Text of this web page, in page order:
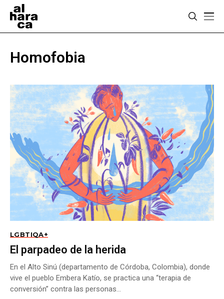
Homofobia
LGBTIQA+
El parpadeo de la herida
En el Alto Sinú (departamento de Córdoba, Colombia), donde
vive el pueblo Embera Katío, se practica una “terapia de
conversión” contra las personas...